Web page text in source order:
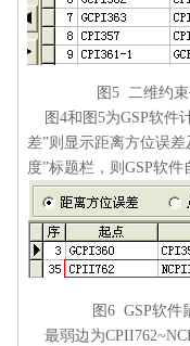
图5 二维约束平差
图4和图5为GSP软件
差”则显示距离方位误
度”标题栏，则GSP软
图6 GSP软件鼠标
最弱边为